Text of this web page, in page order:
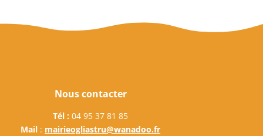
Nous contacter
Tél : 04 95 37 81 85
Mail : mairieogliastru@wanadoo.fr